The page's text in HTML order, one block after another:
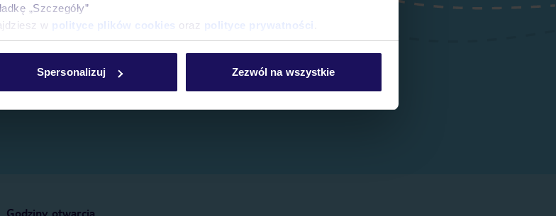
„Szczegóły”
w polityce plików cookies oraz polityce prywatności
Spersonalizuj Zezwól na wszystkie
Godziny otwarcia